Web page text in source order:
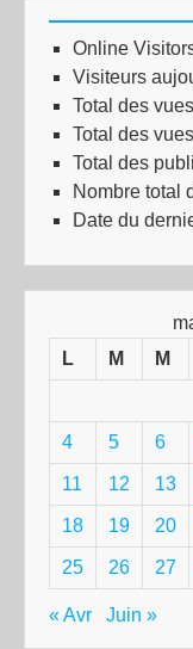
Online
Visiteurs
Total des
Total des
Total des
Nombre total
Date du
L
M M
4 5 6
11 12 13
18 19 20
25 26 27
« Avr Juin »